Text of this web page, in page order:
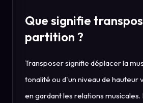
Que signifie
partition ?
Transposer signifie déplacer la
tonalité ou d'un niveau de hauteur
en gardant les relations musicales.